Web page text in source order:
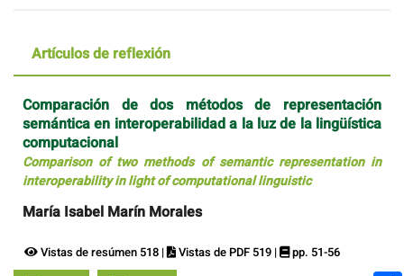
Artículos de reflexión
Comparación de dos métodos de representación
semántica en interoperabilidad a la luz de la lingüística
computacional
Comparison of two methods of semantic representation in
interoperability in light of computational linguistic
María Isabel Marín Morales
Vistas de resúmen 518 | Vistas de PDF 519 | pp. 51-56